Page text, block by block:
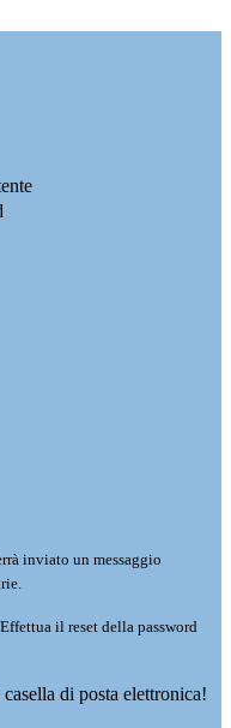
inviato un messaggio
il reset della password
di posta elettronica!